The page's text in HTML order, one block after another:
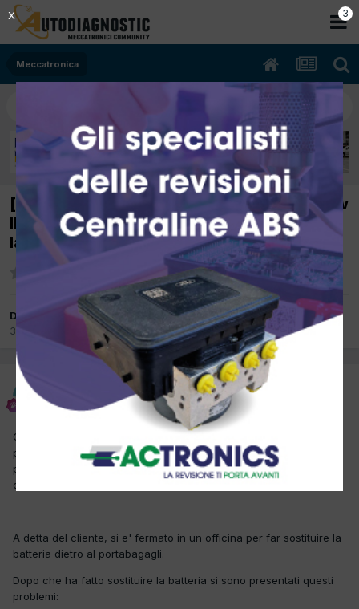
Meccatronica
[Toyota Prius 07/2005 1497cc 1NZ FXE 57Kw
Ibrida] Col quadro strumenti spento si attiva
la ventola di raffreddamento motore
Da costa68
31 Ottobre 2018 inMeccatronica
Inviato 31 Ottobre 2018
Cari colleghi, chiedo gentilmente il vostro parere su questo
problema. Premetto che non abbiamo mai riparato auto ibride, ma
prima di mandare in Toyota il cliente desideravo un vostro
consiglio.
A detta del cliente, si e' fermato in un officina per far sostituire la
batteria dietro al portabagagli.
Dopo che ha fatto sostituire la batteria si sono presentati questi
problemi:
2
X